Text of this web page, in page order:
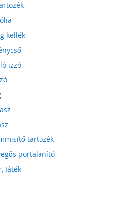
kellék
izzó
tartozék
portalanító
Játék